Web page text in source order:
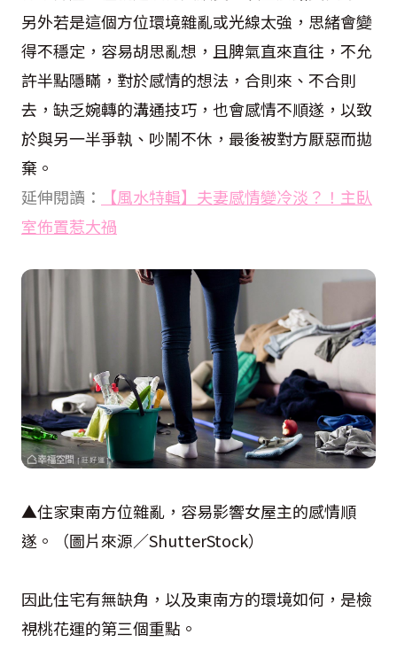
另外若是這個方位環境雜亂或光線太強，思緒會變
得不穩定，容易胡思亂想，且脾氣直來直往，不允
許半點隱瞞，對於感情的想法，合則來、不合則
去，缺乏婉轉的溝通技巧，也會感情不順遂，以致
於與另一半爭執、吵鬧不休，最後被對方厭惡而拋
棄。
延伸閱讀：
【風水特輯】夫妻感情變冷淡？！主臥
室佈置惹大禍
▲住家東南方位雜亂，容易影響女屋主的感情順
遂。（圖片來源／ShutterStock）
因此住宅有無缺角，以及東南方的環境如何，是檢
視桃花運的第三個重點。